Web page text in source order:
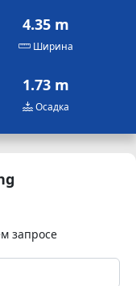
4.35 m
Ширина
1.73 m
Осадка
запросе